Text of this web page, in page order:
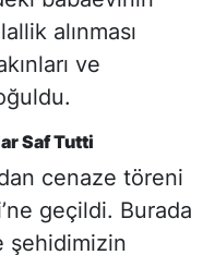
alınması
ve
Saf Tutti
cenaze töreni
geçildi. Burada
şehidimizin